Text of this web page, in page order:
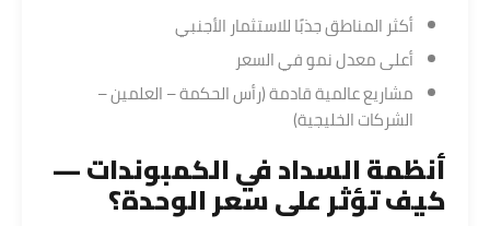
أكثر المناطق جذبًا للاستثمار الأجنبي
أعلى معدل نمو في السعر
مشاريع عالمية قادمة (رأس الحكمة – العلمين –
الشركات الخليجية)
أنظمة السداد في الكمبوندات —
كيف تؤثر على سعر الوحدة؟